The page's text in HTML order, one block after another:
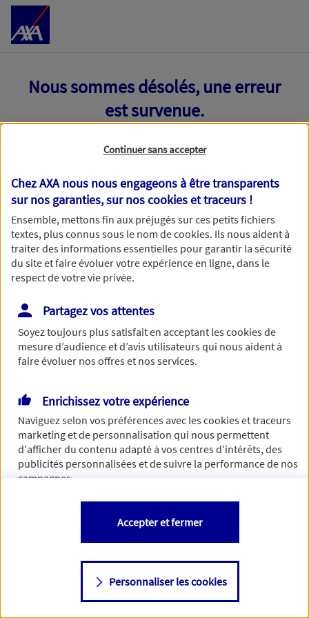
Accéder au Contenu
Nous sommes désolés, une erreur
est survenue.
Toutes nos excuses, une erreur technique nous empêche
de traiter votre demande. N'hésitez pas à rafraichir ce
formulaire dans quelques minutes.
Si besoin, vous pouvez nous joindre via notre page de
contact.
> Nous contacter
Continuer sans accepter
Chez AXA nous nous engageons à être transparents
sur nos garanties, sur noscookies et traceurs !
Ensemble, mettons fin aux préjugés sur ces petits fichiers
textes, plus connus sous le nom decookies. Ils nous aident à
traiter des informations essentielles pour garantir la sécurité
du site et faire évoluer votre expérience en ligne, dans le
respect de votre vie privée.
Partagez vos attentes
Soyez toujours plus satisfait en acceptant lescookiesde
mesure d’audience et d’avis utilisateurs qui nous aident à
faire évoluer nos offres et nos services.
Enrichissez votre expérience
Naviguez selon vos préférences avec lescookies et traceurs
marketing et de personnalisation qui nous permettent
d'afficher du contenu adapté à vos centres d'intérêts, des
publicités personnalisées et de suivre la performance de nos
campagnes.
Vous êtes libre de les accepter, de les refuser comme de
changer d'avis à tout moment en allant sur
Consulter notre politique decookies
Personnaliser les cookies
Accepter et fermer